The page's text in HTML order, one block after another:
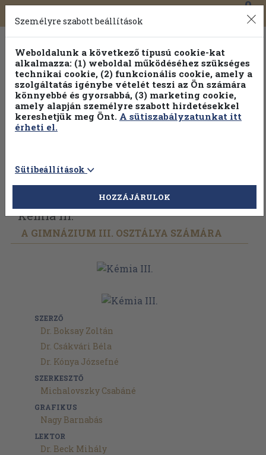
Toggle
navigation
0
Vissza az előző oldalra Válasszon példányt
Kémia III.
A GIMNÁZIUM III. OSZTÁLYA SZÁMÁRA
SZERZŐ
Dr. Boksay Zoltán
Dr. Csákvári Béla
Dr. Kónya Józsefné
SZERKESZTŐ
Michalovszky Csabáné
GRAFIKUS
Nagy Barnabás
LEKTOR
Dr. Beck Mihály
Személyre szabott beállítások
Weboldalunk a következő típusú cookie-kat
alkalmazza: (1) weboldal működéséhez szükséges
technikai cookie, (2) funkcionális cookie, amely a
szolgáltatás igénybe vételét teszi az Ön számára
könnyebbé és gyorsabbá, (3) marketing cookie,
amely alapján személyre szabott hirdetésekkel
kereshetjük meg Önt. A sütiszabályzatunkat itt
érheti el.
Sütibeállítások
HOZZÁJÁRULOK